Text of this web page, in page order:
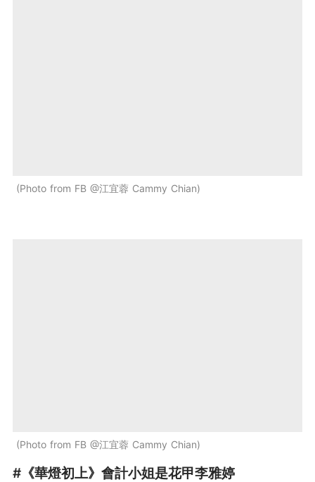
Photo from FB @江宜蓉 Cammy Chian
Photo from FB @江宜蓉 Cammy Chian
#《華燈初上》會計小姐是花甲李雅婷